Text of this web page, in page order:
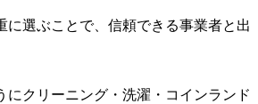
に選ぶことで、信頼できる事業者と出
にクリーニング・洗濯・コインランド